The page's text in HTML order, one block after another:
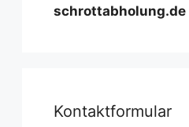
schrottabholung.de
Kontaktformular